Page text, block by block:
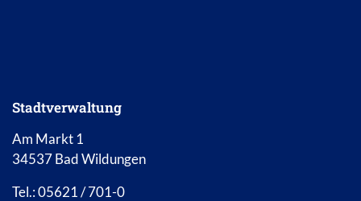
Stadtverwaltung
Am Markt 1
34537 Bad Wildungen
Tel.: 05621 / 701-0